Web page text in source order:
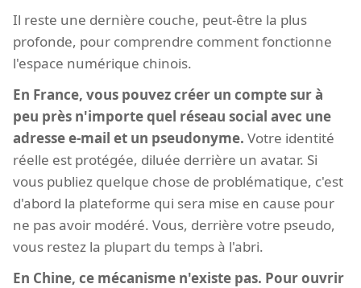
Il reste une dernière couche, peut-être la plus
profonde, pour comprendre comment fonctionne
l'espace numérique chinois.
En France, vous pouvez créer un compte sur à
peu près n'importe quel réseau social avec une
adresse e-mail et un pseudonyme. Votre identité
réelle est protégée, diluée derrière un avatar. Si
vous publiez quelque chose de problématique, c'est
d'abord la plateforme qui sera mise en cause pour
ne pas avoir modéré. Vous, derrière votre pseudo,
vous restez la plupart du temps à l'abri.
En Chine, ce mécanisme n'existe pas. Pour ouvrir